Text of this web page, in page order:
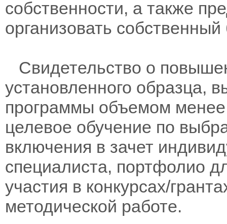
собственности, а также
организовать
Свидетельство о
установленного образца,
программы объемом менее
целевое обучение по
включения в зачет
специалиста, портфолио
участия в конкурсах/
методической работе.